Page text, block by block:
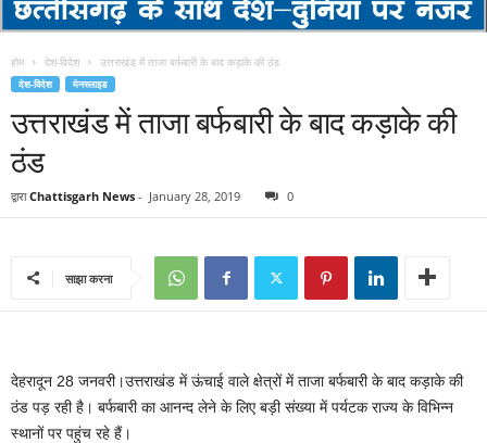
होम देश-विदेश उत्तराखंड में ताजा बर्फबारी के बाद कड़ाके की ठंड
देश-विदेश मेनस्लाइड
उत्तराखंड में ताजा बर्फबारी के बाद कड़ाके की
ठंड
द्वारा Chattisgarh News - January 28, 2019 0
साझा करना
देहरादून 28 जनवरी।उत्तराखंड में ऊंचाई वाले क्षेत्रों में ताजा बर्फबारी के बाद कड़ाके की
ठंड पड़ रही है। बर्फबारी का आनन्‍द लेने के लिए बड़ी संख्‍या में पर्यटक राज्‍य के विभिन्‍न
स्‍थानों पर पहुंच रहे हैं।